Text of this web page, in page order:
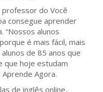
professor do Você
consegue aprender
“Nossos alunos
é mais fácil, mais
de 85 anos que
que hoje estudam
Agora.
de inglês online,